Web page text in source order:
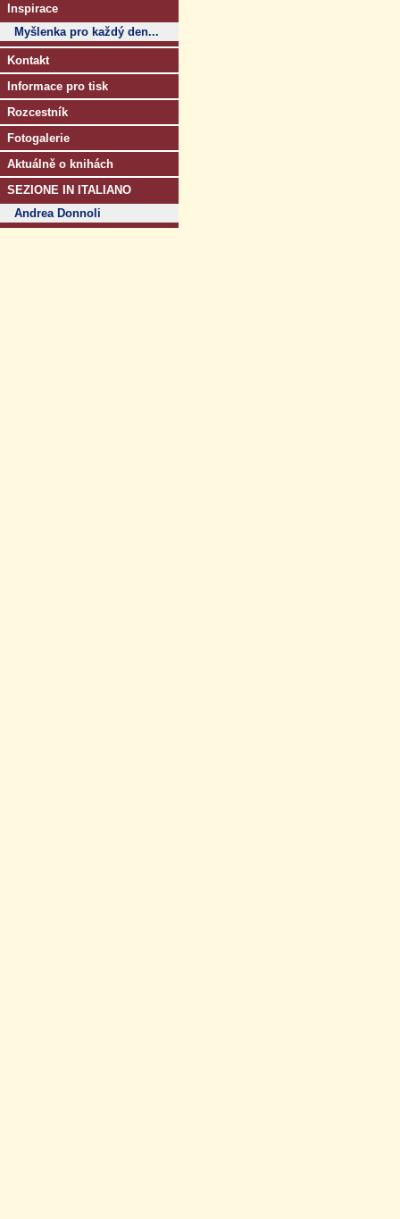
Inspirace
Myšlenka pro každý den...
Kontakt
Informace pro tisk
Rozcestník
Fotogalerie
Aktuálně o knihách
SEZIONE IN ITALIANO
Andrea Donnoli